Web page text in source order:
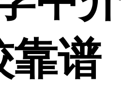
靠谱